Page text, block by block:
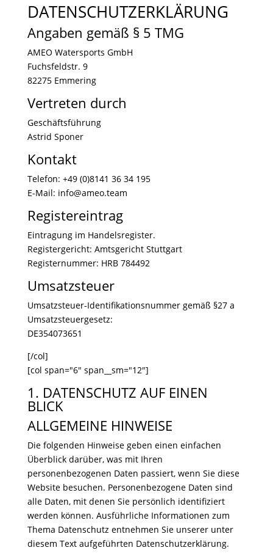
DATENSCHUTZ­ERKLÄRUNG
Angaben gemäß § 5 TMG
AMEO Watersports GmbH
Fuchsfeldstr. 9
82275 Emmering
Vertreten durch
Geschäftsführung
Astrid Sponer
Kontakt
Telefon: +49 (0)8141 36 34 195
E-Mail: info@ameo.team
Registereintrag
Eintragung im Handelsregister.
Registergericht: Amtsgericht Stuttgart
Registernummer: HRB 784492
Umsatzsteuer
Umsatzsteuer-Identifikationsnummer gemäß §27 a
Umsatzsteuergesetz:
DE354073651
[/col]
[col span="6" span__sm="12"]
1. DATENSCHUTZ AUF EINEN
BLICK
ALLGEMEINE HINWEISE
Die folgenden Hinweise geben einen einfachen
Überblick darüber, was mit Ihren
personenbezogenen Daten passiert, wenn Sie diese
Website besuchen. Personenbezogene Daten sind
alle Daten, mit denen Sie persönlich identifiziert
werden können. Ausführliche Informationen zum
Thema Datenschutz entnehmen Sie unserer unter
diesem Text aufgeführten Datenschutzerklärung.